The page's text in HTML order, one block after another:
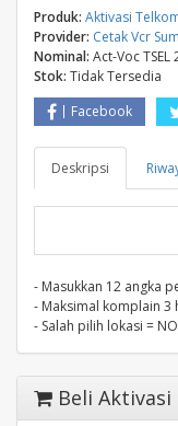
Produk: Aktivasi
Provider: Cetak Vcr
Nominal: Act-Voc
Stok: Tidak Tersedia
Facebook
Deskripsi
- Masukkan 12 angka
- Maksimal komplain 3
- Salah pilih lokasi = NO
Beli